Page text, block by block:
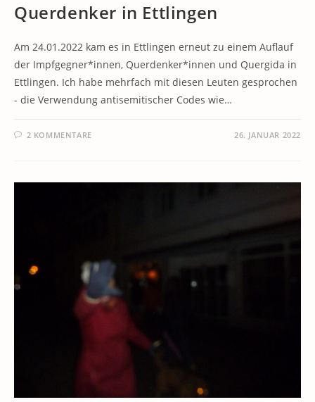
Querdenker in Ettlingen
Am 24.01.2022 kam es in Ettlingen erneut zu einem Auflauf
der Impfgegner*innen, Querdenker*innen und Quergida in
Ettlingen. Ich habe mehrfach mit diesen Leuten gesprochen
- die Verwendung antisemitischer Codes wie…
2 KOMMENTARE 26. JANUAR 2022